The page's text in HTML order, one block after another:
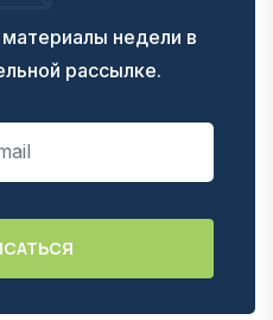
недели в
рассылке.